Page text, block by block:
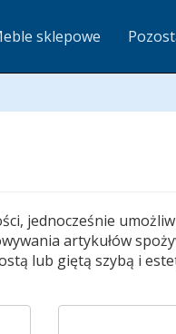
sklepowe
jednocześnie
artykułów
lub giętą szybą i